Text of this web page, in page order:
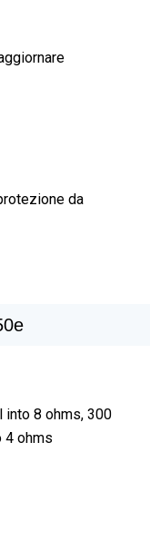
da
into 8 ohms, 300
4 ohms